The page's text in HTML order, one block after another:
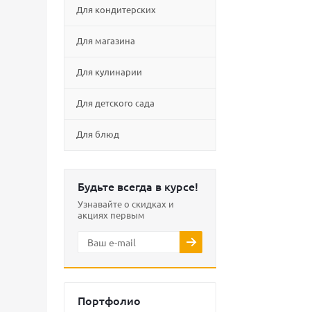
Для кондитерских
Для магазина
Для кулинарии
Для детского сада
Для блюд
Будьте всегда в курсе!
Узнавайте о скидках и
акциях первым
Портфолио